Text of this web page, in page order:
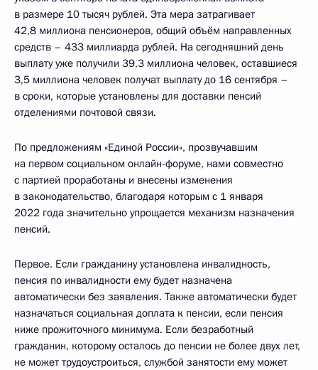
в размере 10 тысяч рублей. Эта мера затрагивает
42,8 миллиона пенсионеров, общий объём направленных
средств – 433 миллиарда рублей. На сегодняшний день
выплату уже получили 39,3 миллиона человек, оставшиеся
3,5 миллиона человек получат выплату до 16 сентября –
в сроки, которые установлены для доставки пенсий
отделениями почтовой связи.
По предложениям «Единой России», прозвучавшим
на первом социальном онлайн-форуме, нами совместно
с партией проработаны и внесены изменения
в законодательство, благодаря которым с 1 января
2022 года значительно упрощается механизм назначения
пенсий.
Первое. Если гражданину установлена инвалидность,
пенсия по инвалидности ему будет назначена
автоматически без заявления. Также автоматически будет
назначаться социальная доплата к пенсии, если пенсия
ниже прожиточного минимума. Если безработный
гражданин, которому осталось до пенсии не более двух лет,
не может трудоустроиться, службой занятости ему может